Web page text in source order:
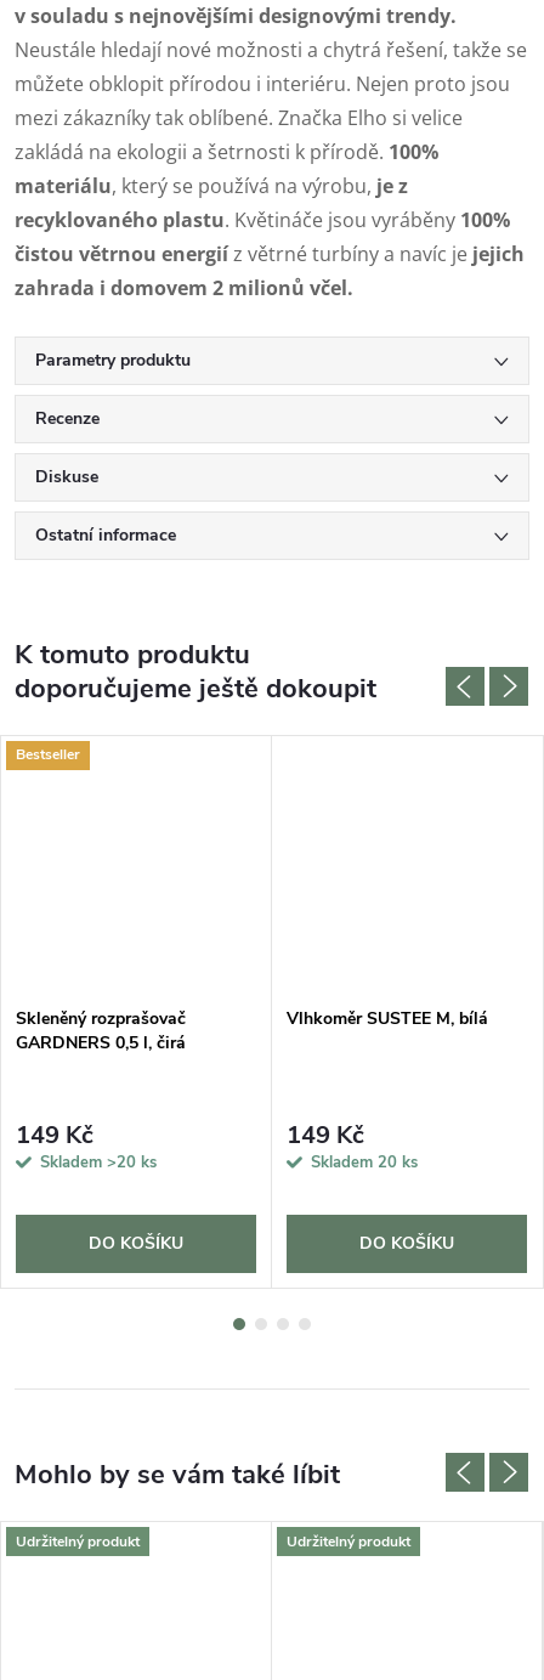
v souladu s nejnovějšími designovými trendy.
Neustále hledají nové možnosti a chytrá řešení, takže se
můžete obklopit přírodou i interiéru. Nejen proto jsou
mezi zákazníky tak oblíbené. Značka Elho si velice
zakládá na ekologii a šetrnosti k přírodě. 100%
materiálu, který se používá na výrobu, je z
recyklovaného plastu. Květináče jsou vyráběny 100%
čistou větrnou energiíz větrné turbíny a navíc je jejich
zahrada i domovem 2 milionů včel.
Parametry produktu
Recenze
Diskuse
Ostatní informace
K tomuto produktu
doporučujeme ještě dokoupit
Bestseller
Skleněný rozprašovač
GARDNERS 0,5 l, čirá
149 Kč
Skladem >20 ks
DO KOŠÍKU
Vlhkoměr SUSTEE M, bílá
149 Kč
Skladem 20 ks
DO KOŠÍKU
Udržitelný produkt Udržitelný produkt